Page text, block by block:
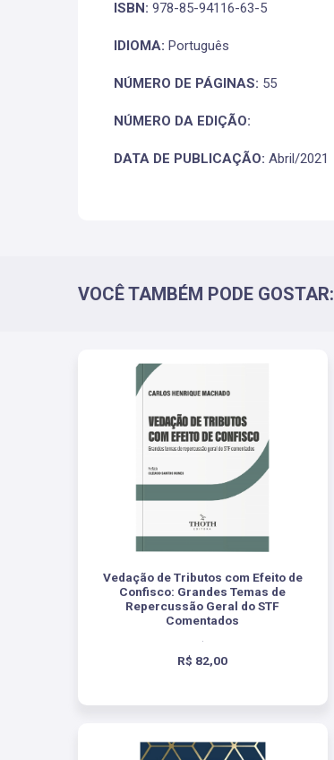
ISBN: 978-85-94116-63-5
IDIOMA: Português
NÚMERO DE PÁGINAS: 55
NÚMERO DA EDIÇÃO:
DATA DE PUBLICAÇÃO: Abril/2021
VOCÊ TAMBÉM PODE GOSTAR:
Vedação de Tributos com Efeito de
Confisco: Grandes Temas de
Repercussão Geral do STF
Comentados
.
R$ 82,00